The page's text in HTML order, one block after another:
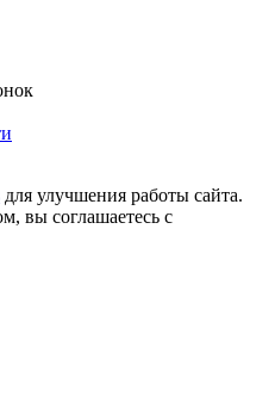
для улучшения работы сайта.
вы соглашаетесь с